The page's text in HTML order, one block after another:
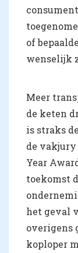
of
wenselijk
Meer
de keten
is straks
de
Year
toekomst
het geval
overigens
koploper